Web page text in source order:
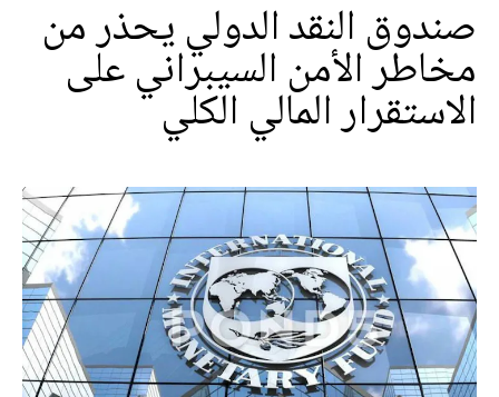
صندوق النقد الدولي يحذر من
مخاطر الأمن السيبراني على
الاستقرار المالي الكلي